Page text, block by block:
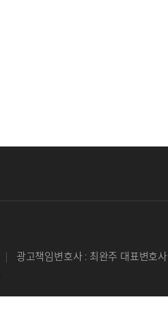
｜
광고책임변호사 : 최완주 대표변호사